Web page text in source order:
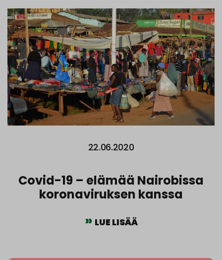
22.06.2020
Covid-19 – elämää Nairobissa
koronaviruksen kanssa
LUE LISÄÄ